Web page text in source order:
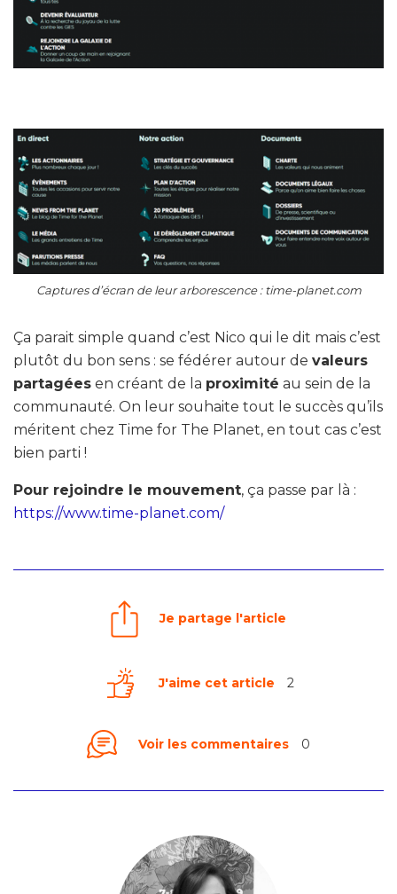
Captures d’écran de leur arborescence : time-planet.com
Ça parait simple quand c’est Nico qui le dit mais c’est
plutôt du bon sens : se fédérer autour de valeurs
partagées en créant de la proximité au sein de la
communauté. On leur souhaite tout le succès qu’ils
méritent chez Time for The Planet, en tout cas c’est
bien parti !
Pour rejoindre le mouvement, ça passe par là :
https://www.time-planet.com/
Je partage l'article
J'aime cet article 2
Voir les commentaires 0